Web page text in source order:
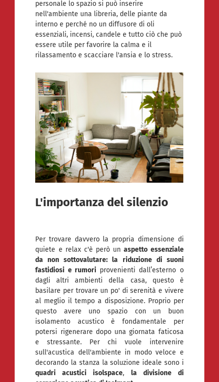
personale lo spazio si può inserire
nell'ambiente una libreria, delle piante da
interno e perché no un diffusore di oli
essenziali, incensi, candele e tutto ciò che può
essere utile per favorire la calma e il
rilassamento e scacciare l'ansia e lo stress.
L'importanza del silenzio
Per trovare davvero la propria dimensione di
quiete e relax c'è però unaspetto essenziale
da non sottovalutare: la riduzione di suoni
fastidiosi e rumoriprovenienti dall’esterno o
dagli altri ambienti della casa, questo è
basilare per trovare un po' di serenità e vivere
al meglio il tempo a disposizione. Proprio per
questo avere uno spazio con un buon
isolamento acustico è fondamentale per
potersi rigenerare dopo una giornata faticosa
e stressante. Per chi vuole intervenire
sull'acustica dell'ambiente in modo veloce e
decorando la stanza la soluzione ideale sono i
quadri acustici isolspace, la divisione di